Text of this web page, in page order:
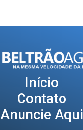
Início
Contato
Anuncie Aqui